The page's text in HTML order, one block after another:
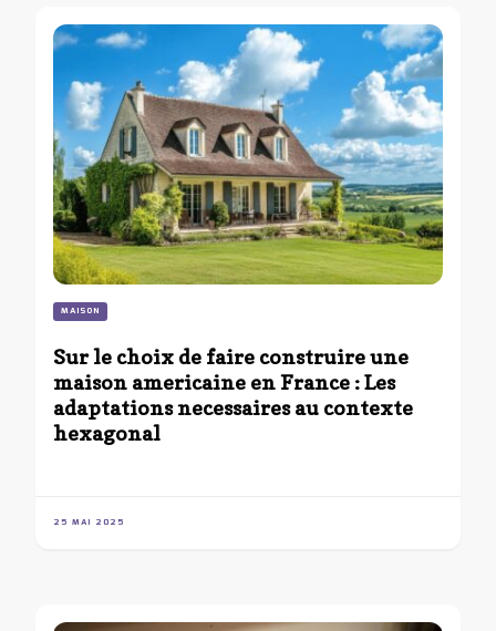
MAISON
Sur le choix de faire construire une
maison americaine en France : Les
adaptations necessaires au contexte
hexagonal
25 MAI 2025